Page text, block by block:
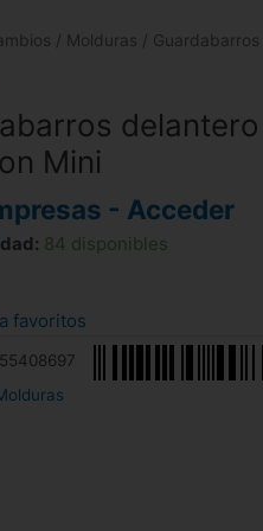
/ Molduras /
Mini
- Acceder
84 disponibles
favoritos